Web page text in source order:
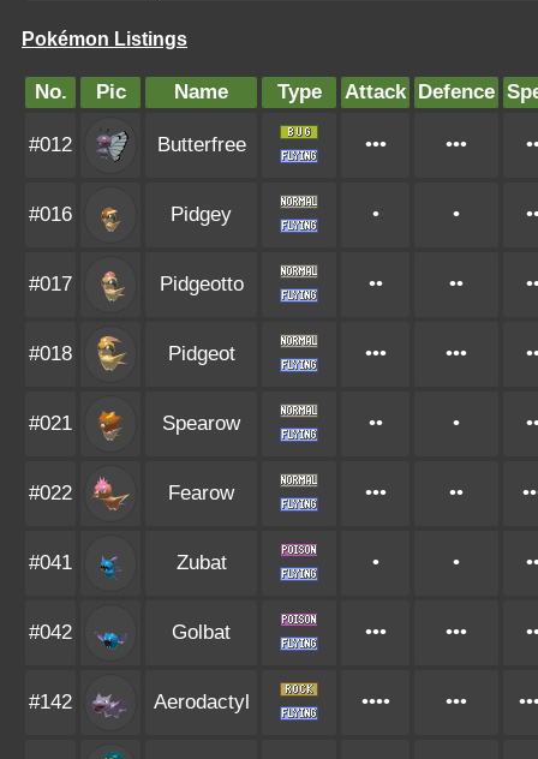
Pokémon Listings
No. Pic Name Type Attack Defence
#012 Butterfree ••• •••
#016 Pidgey • •
#017 Pidgeotto •• ••
#018 Pidgeot ••• •••
#021 Spearow •• •
#022 Fearow ••• ••
#041 Zubat • •
#042 Golbat ••• •••
#142 Aerodactyl •••• •••